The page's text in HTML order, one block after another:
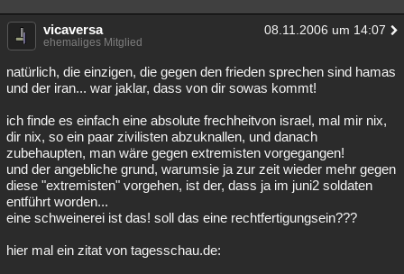
vicaversa 08.11.2006 um 14:07
ehemaliges Mitglied
natürlich, die einzigen, die gegen den frieden sprechen sind hamas
und der iran... war jaklar, dass von dir sowas kommt!
ich finde es einfach eine absolute frechheitvon israel, mal mir nix,
dir nix, so ein paar zivilisten abzuknallen, und danach
zubehaupten, man wäre gegen extremisten vorgegangen!
und der angebliche grund, warumsie ja zur zeit wieder mehr gegen
diese "extremisten" vorgehen, ist der, dass ja im juni2 soldaten
entführt worden...
eine schweinerei ist das! soll das eine rechtfertigungsein???
hier mal ein zitat von tagesschau.de: